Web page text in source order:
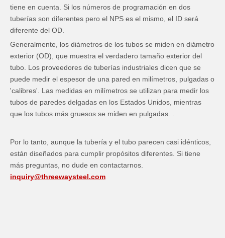
tiene en cuenta. Si los números de programación en dos
tuberías son diferentes pero el NPS es el mismo, el ID será
diferente del OD.
Generalmente, los diámetros de los tubos se miden en diámetro
exterior (OD), que muestra el verdadero tamaño exterior del
tubo. Los proveedores de tuberías industriales dicen que se
puede medir el espesor de una pared en milímetros, pulgadas o
'calibres'. Las medidas en milímetros se utilizan para medir los
tubos de paredes delgadas en los Estados Unidos, mientras
que los tubos más gruesos se miden en pulgadas. .
Por lo tanto, aunque la tubería y el tubo parecen casi idénticos,
están diseñados para cumplir propósitos diferentes. Si tiene
más preguntas, no dude en contactarnos.
inquiry@threewaysteel.com